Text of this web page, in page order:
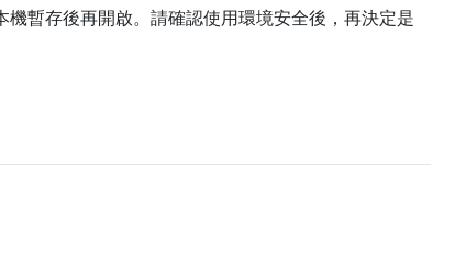
暫存後再開啟。請確認使用環境安全後，再決定是